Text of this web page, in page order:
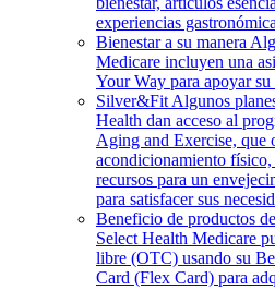
experiencias
Bienestar a su manera
Medicare incluyen una
Your Way para apoyar
Silver&Fit Algunos
Health dan acceso al
Aging and Exercise, que
acondicionamiento
recursos para un
para satisfacer sus
Beneficio de productos
Select Health Medicare
libre (OTC) usando su
Card (Flex Card) para